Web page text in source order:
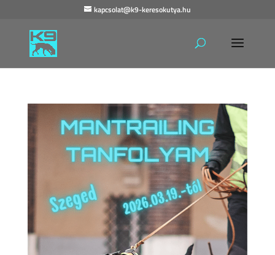
kapcsolat@k9-keresokutya.hu